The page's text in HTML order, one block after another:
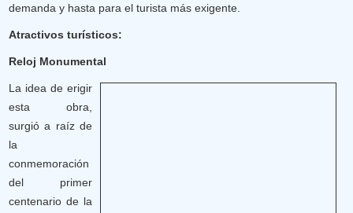
demanda y hasta para el turista más exigente.
Atractivos turísticos:
Reloj Monumental
La idea de erigir
esta obra,
surgió a raíz de
la
conmemoración
del primer
centenario de la